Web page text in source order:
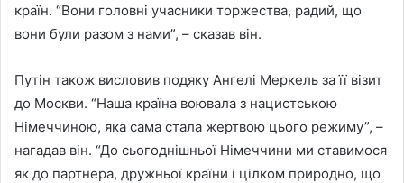
країн. “Вони головні учасники торжества, радий, що
вони були разом з нами”, – сказав він.
Путін також висловив подяку Ангелі Меркель за її візит
до Москви. “Наша країна воювала з нацистською
Німеччиною, яка сама стала жертвою цього режиму”, –
нагадав він. “До сьогоднішньої Німеччини ми ставимося
як до партнера, дружньої країни і цілком природно, що